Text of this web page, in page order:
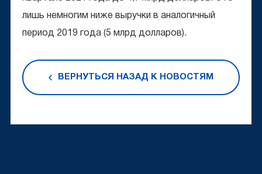
лишь немногим ниже выручки в аналогичный
период 2019 года (5 млрд долларов).
ВЕРНУТЬСЯ НАЗАД К НОВОСТЯМ